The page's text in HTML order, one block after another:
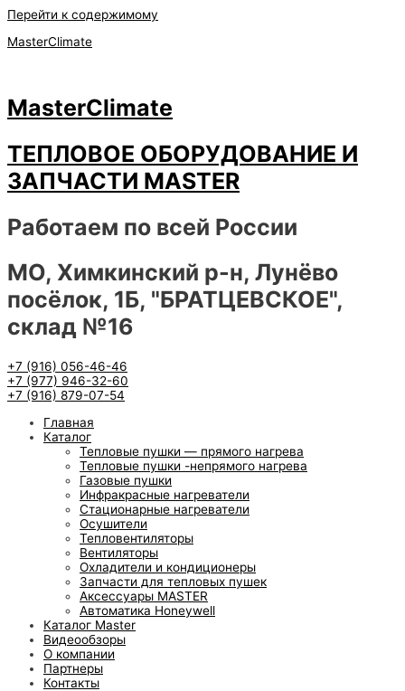
Перейти к содержимому
MasterClimate
MasterClimate
ТЕПЛОВОЕ ОБОРУДОВАНИЕ И
ЗАПЧАСТИ MASTER
Работаем по всей России
МО, Химкинский р-н, Лунёво
посёлок, 1Б, "БРАТЦЕВСКОЕ",
склад №16
+7 (916) 056-46-46
+7 (977) 946-32-60
+7 (916) 879-07-54
Главная
Каталог
Тепловые пушки — прямого нагрева
Тепловые пушки -непрямого нагрева
Газовые пушки
Инфракрасные нагреватели
Стационарные нагреватели
Осушители
Тепловентиляторы
Вентиляторы
Охладители и кондиционеры
Запчасти для тепловых пушек
Аксессуары MASTER
Автоматика Honeywell
Каталог Master
Видеообзоры
О компании
Партнеры
Контакты